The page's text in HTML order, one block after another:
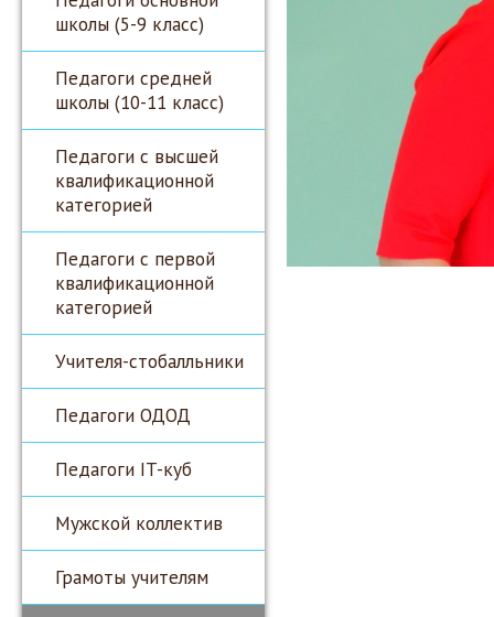
школы (5-9 класс)
Педагоги средней
школы (10-11 класс)
Педагоги с высшей
квалификационной
категорией
Педагоги с первой
квалификационной
категорией
Учителя-стобалльники
Педагоги ОДОД
Педагоги IT-куб
Мужской коллектив
Грамоты учителям